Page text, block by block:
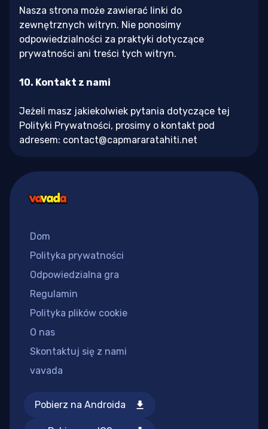
Nasza strona może zawierać linki do
zewnętrznych witryn. Nie ponosimy
odpowiedzialności za praktyki dotyczące
prywatności ani treści tych witryn.
10. Kontakt z nami
Jeżeli masz jakiekolwiek pytania dotyczące tej
Polityki Prywatności, prosimy o kontakt pod
adresem: contact@capmararatahiti.net
Dom
Polityka prywatności
Odpowiedzialna gra
Regulamin
Polityka plików cookie
O nas
Skontaktuj się z nami
vavada
Pobierz na Androida